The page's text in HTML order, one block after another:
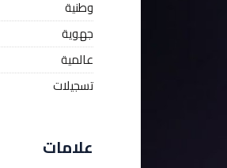
وطنية
جهوية
عالمية
تسجيلات
علامات